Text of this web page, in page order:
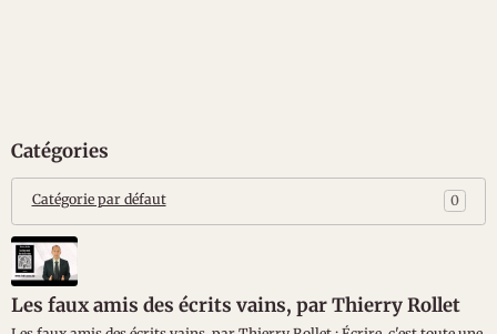
Catégories
Catégorie par défaut 0
Les faux amis des écrits vains, par Thierry Rollet